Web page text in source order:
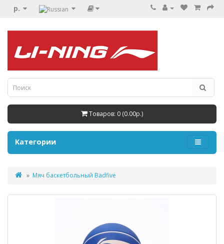
р.
Товаров: 0 (0.00р.)
Категории
Мяч баскетбольный Badfive